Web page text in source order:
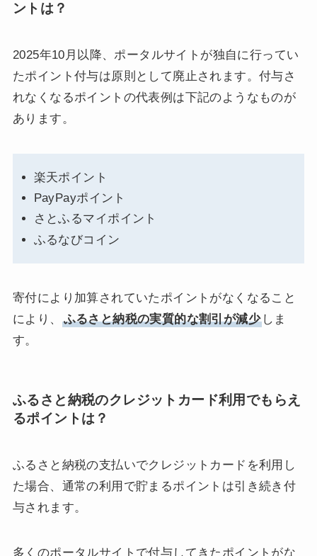
ントは？
2025年10月以降、ポータルサイトが独自に行ってい
たポイント付与は原則として廃止されます。付与さ
れなくなるポイントの代表例は下記のようなものが
あります。
楽天ポイント
PayPayポイント
さとふるマイポイント
ふるなびコイン
寄付により加算されていたポイントがなくなること
により、
ふるさと納税の実質的な割引が減少しま
す。
ふるさと納税のクレジットカード利用でもらえ
るポイントは？
ふるさと納税の支払いでクレジットカードを利用し
た場合、通常の利用で貯まるポイントは引き続き付
与されます。
多くのポータルサイトで付与してきたポイントがな